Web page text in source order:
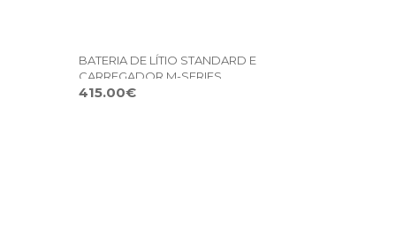
BATERIA DE LÍTIO STANDARD E
CARREGADOR M-SERIES
415.00€